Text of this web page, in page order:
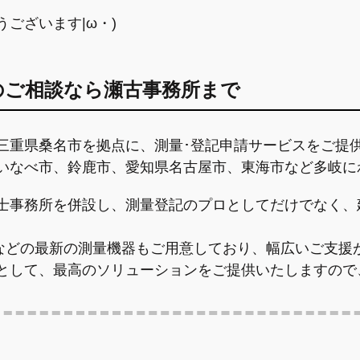
ございます|ω・)
相談なら瀬古事務所まで
重県桑名市を拠点に、測量･登記申請サービスをご提
なべ市、鈴鹿市、愛知県名古屋市、東海市など多岐
務所を併設し、 測量登記のプロとしてだけでなく
の最新の測量機器もご用意しており、幅広いご支援
して、最高のソリューションをご提供いたしますの